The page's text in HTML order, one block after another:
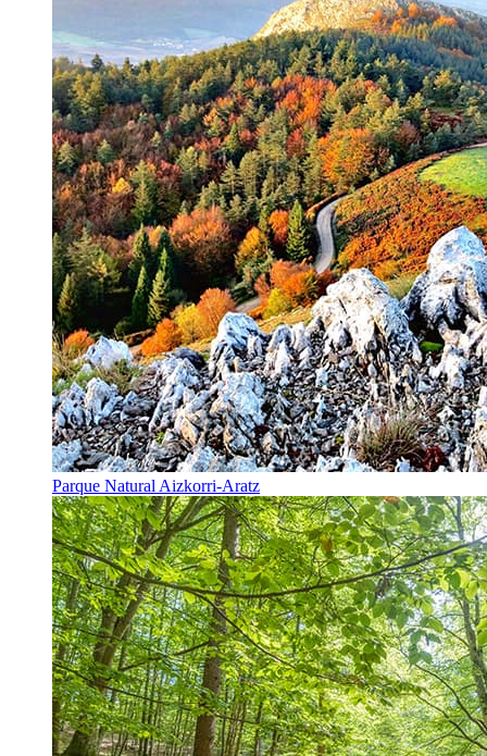
Parque Natural Aizkorri-Aratz